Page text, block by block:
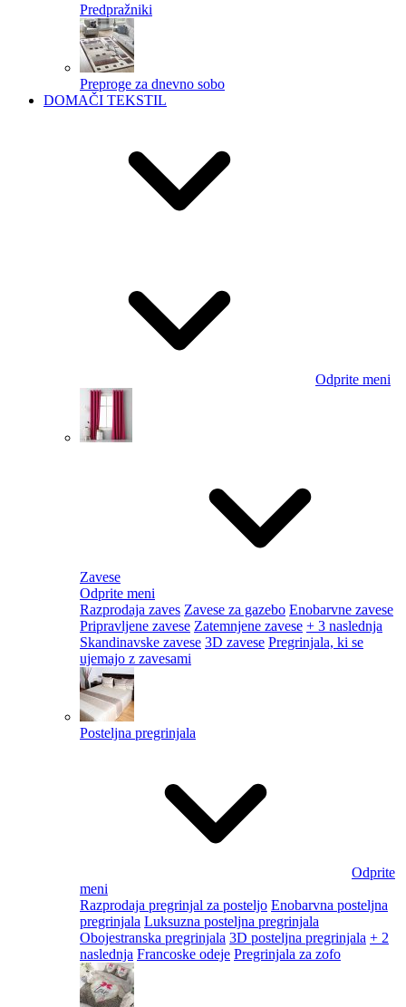
Predpražniki
Preproge za dnevno sobo
DOMAČI TEKSTIL
Odprite meni
Zavese
Odprite meni
Razprodaja zaves Zavese za gazebo Enobarvne zavese
Pripravljene zavese Zatemnjene zavese + 3 naslednja
Skandinavske zavese 3D zavese Pregrinjala, ki se
ujemajo z zavesami
Posteljna pregrinjala
Odprite
meni
Razprodaja pregrinjal za posteljo Enobarvna posteljna
pregrinjala Luksuzna posteljna pregrinjala
Obojestranska pregrinjala 3D posteljna pregrinjala + 2
naslednja Francoske odeje Pregrinjala za zofo